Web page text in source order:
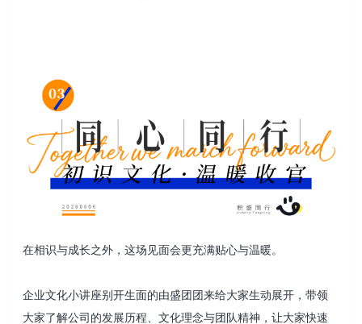
在相识与成长之外，这场见面会更充满贴心与温暖。
企业文化小讲座别开生面的由盛团团来给大家生动展开，带领
大家了解公司的发展历程、文化理念与团队精神，让大家快速